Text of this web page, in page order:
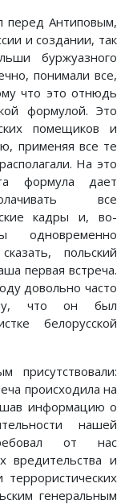
перед Антиповым,
и создании, так
буржуазного
понимали все,
что это отнюдь
формулой. Это
помещиков и
применяя все те
На это
формула дает
все
кадры и, во-
польский
первая встреча.
довольно часто
что он был
белорусской
присутствовали:
происходила на
информацию о
нашей
от нас
вредительства и
генеральным